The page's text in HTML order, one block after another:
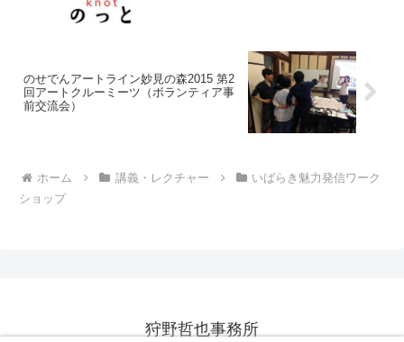
のせでんアートライン妙見の森2015 第2
回アートクルーミーツ（ボランティア事
前交流会）
ホーム 講義・レクチャー
いばらき魅力発信ワーク
ショップ
狩野哲也事務所